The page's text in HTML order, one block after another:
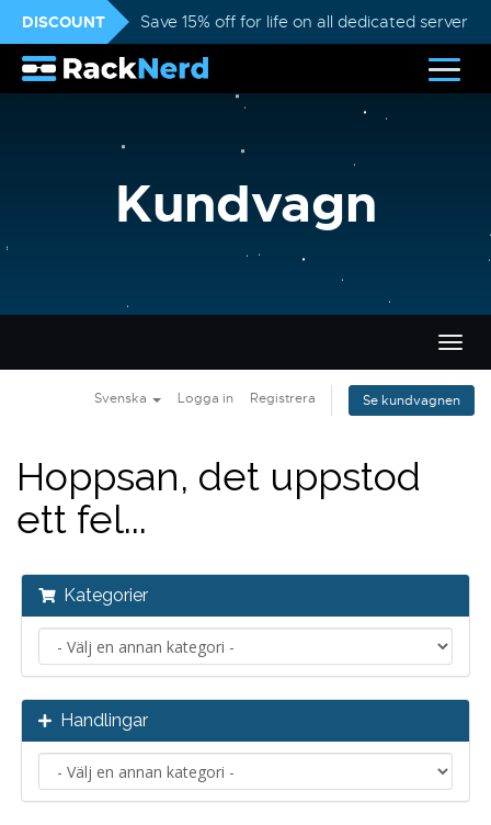
DISCOUNT Save 15% off for life on all dedicated servers
Kundvagn
Växla
Svenska Logga in Registrera Se kundvagnen
Hoppsan, det uppstod
ett fel...
Kategorier
Handlingar